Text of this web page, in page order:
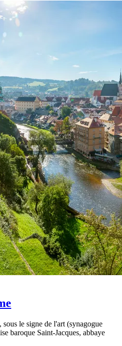
le signe de l'art (synagogue
baroque Saint-Jacques, abbaye